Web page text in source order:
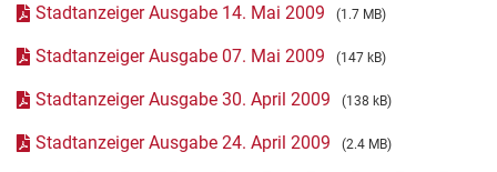
Stadtanzeiger Ausgabe 14. Mai 2009 (1.7 MB)
Stadtanzeiger Ausgabe 07. Mai 2009 (147 kB)
Stadtanzeiger Ausgabe 30. April 2009 (138 kB)
Stadtanzeiger Ausgabe 24. April 2009 (2.4 MB)